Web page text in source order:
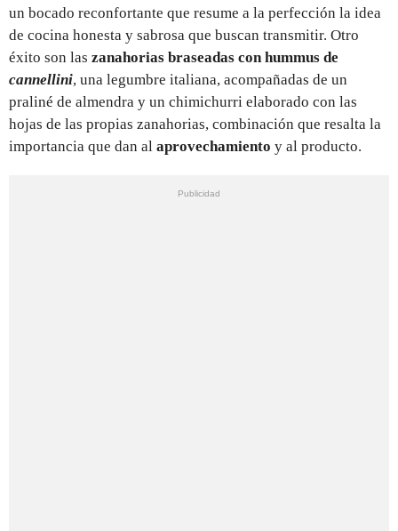
un bocado reconfortante que resume a la perfección la idea
de cocina honesta y sabrosa que buscan transmitir. Otro
éxito son las zanahorias braseadas con hummus de
cannellini, una legumbre italiana, acompañadas de un
praliné de almendra y un chimichurri elaborado con las
hojas de las propias zanahorias, combinación que resalta la
importancia que dan al aprovechamiento y al producto.